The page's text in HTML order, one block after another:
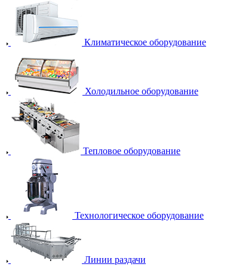
Климатическое оборудование
Холодильное оборудование
Тепловое оборудование
Технологическое оборудование
Линии раздачи